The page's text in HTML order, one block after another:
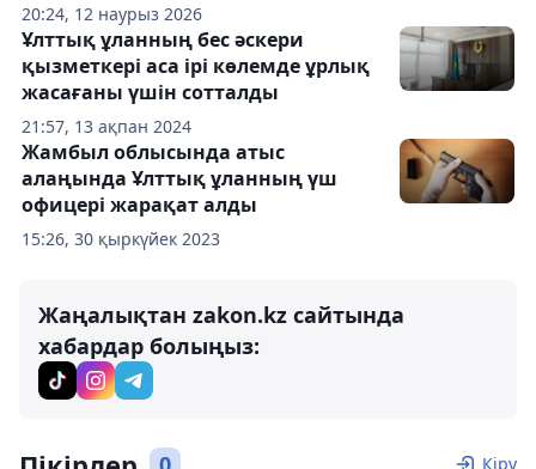
20:24, 12 наурыз 2026
21:57, 13 ақпан 2024
Ұлттық ұланның бес әскери
қызметкері аса ірі көлемде ұрлық
жасағаны үшін сотталды
15:26, 30 қыркүйек 2023
Жамбыл облысында атыс
алаңында Ұлттық ұланның үш
офицері жарақат алды
Жаңалықтан zakon.kz сайтында
хабардар болыңыз:
Кіру